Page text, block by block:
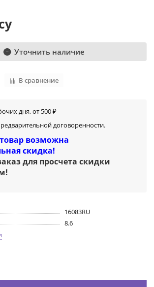
Уточнить наличие
В сравнение
дня, от 500 ₽
договоренности.
возможна
скидка!
для просчета скидки
!
16083RU
8.6